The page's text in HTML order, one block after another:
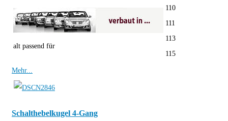
alt passend für
110
111
113
115
Mehr...
Schalthebelkugel 4-Gang